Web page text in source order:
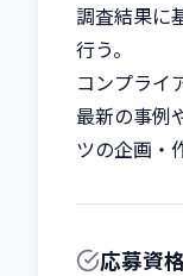
調査結果に
行う。
コンプライ
最新の事例
ツの企画・
応募資